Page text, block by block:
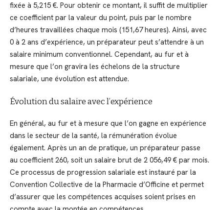
fixée à 5,215 €. Pour obtenir ce montant, il suffit de multiplier
ce coefficient par la valeur du point, puis par le nombre
d’heures travaillées chaque mois (151,67 heures). Ainsi, avec
0 à 2 ans d’expérience, un préparateur peut s’attendre à un
salaire minimum conventionnel. Cependant, au fur et à
mesure que l’on gravira les échelons de la structure
salariale, une évolution est attendue.
Évolution du salaire avec l’expérience
En général, au fur et à mesure que l’on gagne en expérience
dans le secteur de la santé, la rémunération évolue
également. Après un an de pratique, un préparateur passe
au coefficient 260, soit un salaire brut de 2 056,49 € par mois.
Ce processus de progression salariale est instauré par la
Convention Collective de la Pharmacie d’Officine et permet
d’assurer que les compétences acquises soient prises en